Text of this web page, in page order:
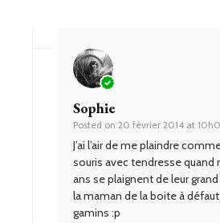
Sophie
Posted on 20 février 2014 at
J’ai l’air de me plaindre
souris avec tendresse quand
ans se plaignent de leur
la maman de la boite à
gamins :p